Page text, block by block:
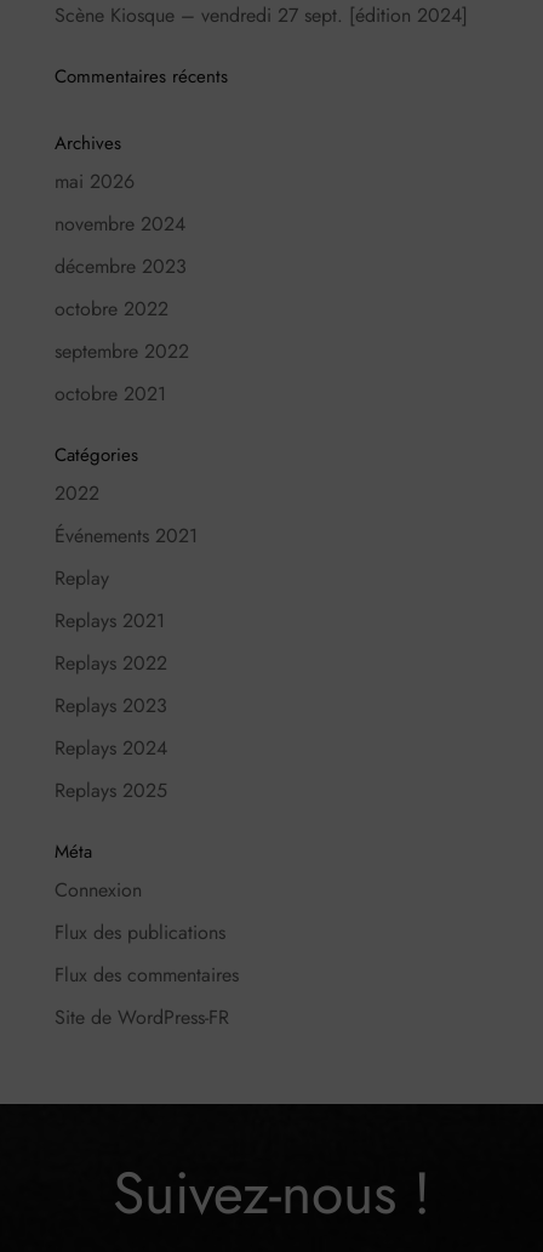
Scène Kiosque – vendredi 27 sept. [édition 2024]
Commentaires récents
Archives
mai 2026
novembre 2024
décembre 2023
octobre 2022
septembre 2022
octobre 2021
Catégories
2022
Événements 2021
Replay
Replays 2021
Replays 2022
Replays 2023
Replays 2024
Replays 2025
Méta
Connexion
Flux des publications
Flux des commentaires
Site de WordPress-FR
Suivez-nous !